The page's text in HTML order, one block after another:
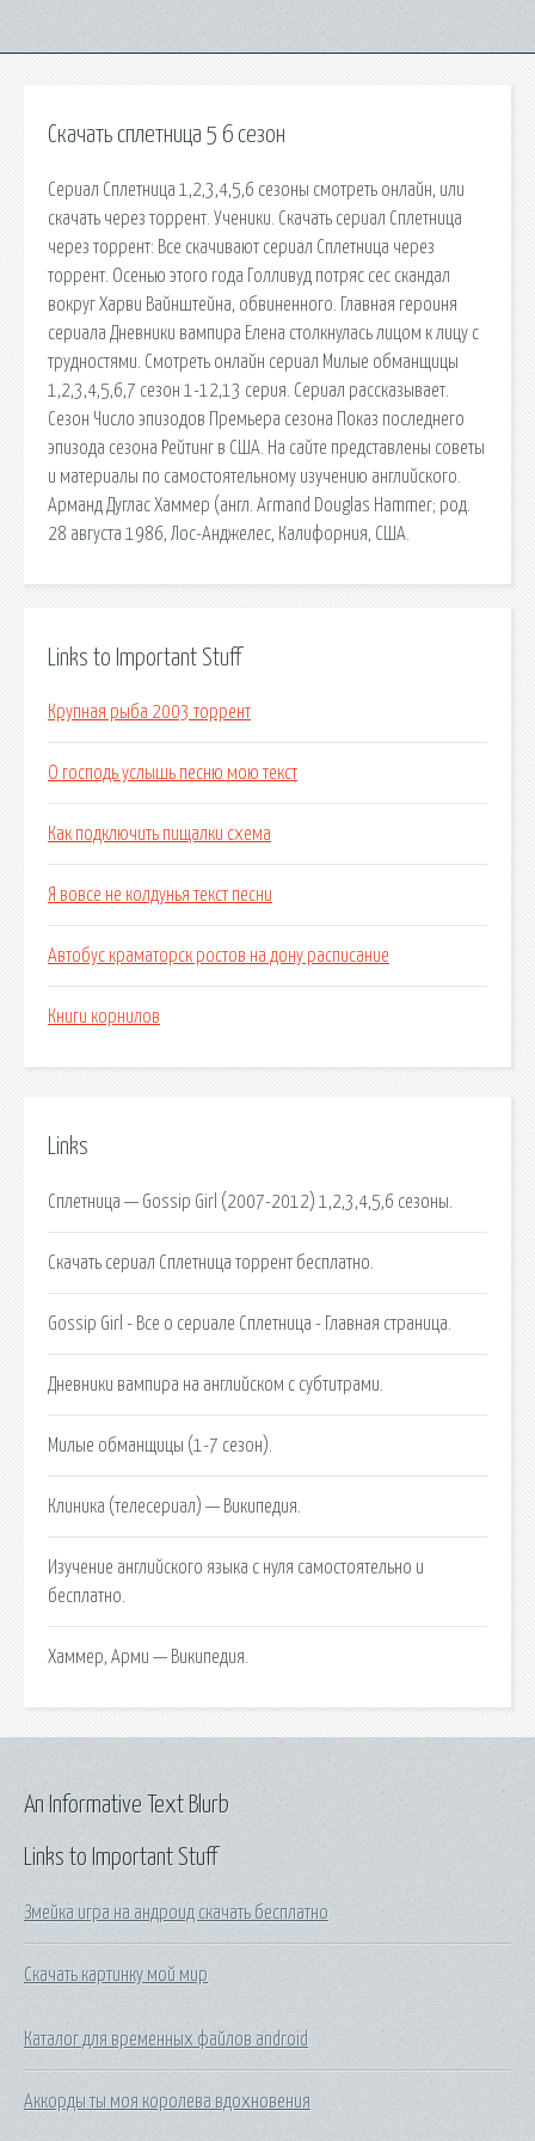
Скачать сплетница 5 6 сезон
Сериал Сплетница 1,2,3,4,5,6 сезоны смотреть онлайн, или
скачать через торрент. Ученики. Скачать сериал Сплетница
через торрент: Все скачивают сериал Сплетница через
торрент. Осенью этого года Голливуд потряс сес скандал
вокруг Харви Вайнштейна, обвиненного. Главная героиня
сериала Дневники вампира Елена столкнулась лицом к лицу с
трудностями. Смотреть онлайн сериал Милые обманщицы
1,2,3,4,5,6,7 сезон 1-12,13 серия. Сериал рассказывает.
Сезон Число эпизодов Премьера сезона Показ последнего
эпизода сезона Рейтинг в США. На сайте представлены советы
и материалы по самостоятельному изучению английского.
Арманд Дуглас Хаммер (англ. Armand Douglas Hammer; род.
28 августа 1986, Лос-Анджелес, Калифорния, США.
Links to Important Stuff
Крупная рыба 2003 торрент
О господь услышь песню мою текст
Как подключить пищалки схема
Я вовсе не колдунья текст песни
Автобус краматорск ростов на дону расписание
Книги корнилов
Links
Сплетница — Gossip Girl (2007-2012) 1,2,3,4,5,6 сезоны.
Скачать сериал Сплетница торрент бесплатно.
Gossip Girl - Все о сериале Сплетница - Главная страница.
Дневники вампира на английском с субтитрами.
Милые обманщицы (1-7 сезон).
Клиника (телесериал) — Википедия.
Изучение английского языка с нуля самостоятельно и
бесплатно.
Хаммер, Арми — Википедия.
Links to Important Stuff
Змейка игра на андроид скачать бесплатно
Скачать картинку мой мир
Каталог для временных файлов android
Аккорды ты моя королева вдохновения
An Informative Text Blurb